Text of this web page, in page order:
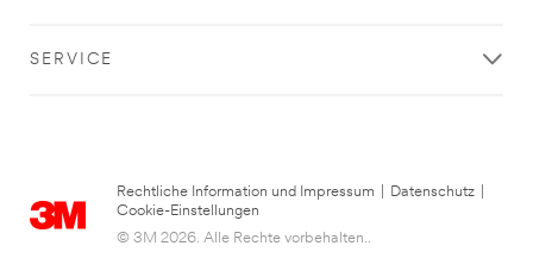
SERVICE
Rechtliche Information und Impressum Datenschutz
Cookie-Einstellungen
© 3M 2026. Alle Rechte vorbehalten..